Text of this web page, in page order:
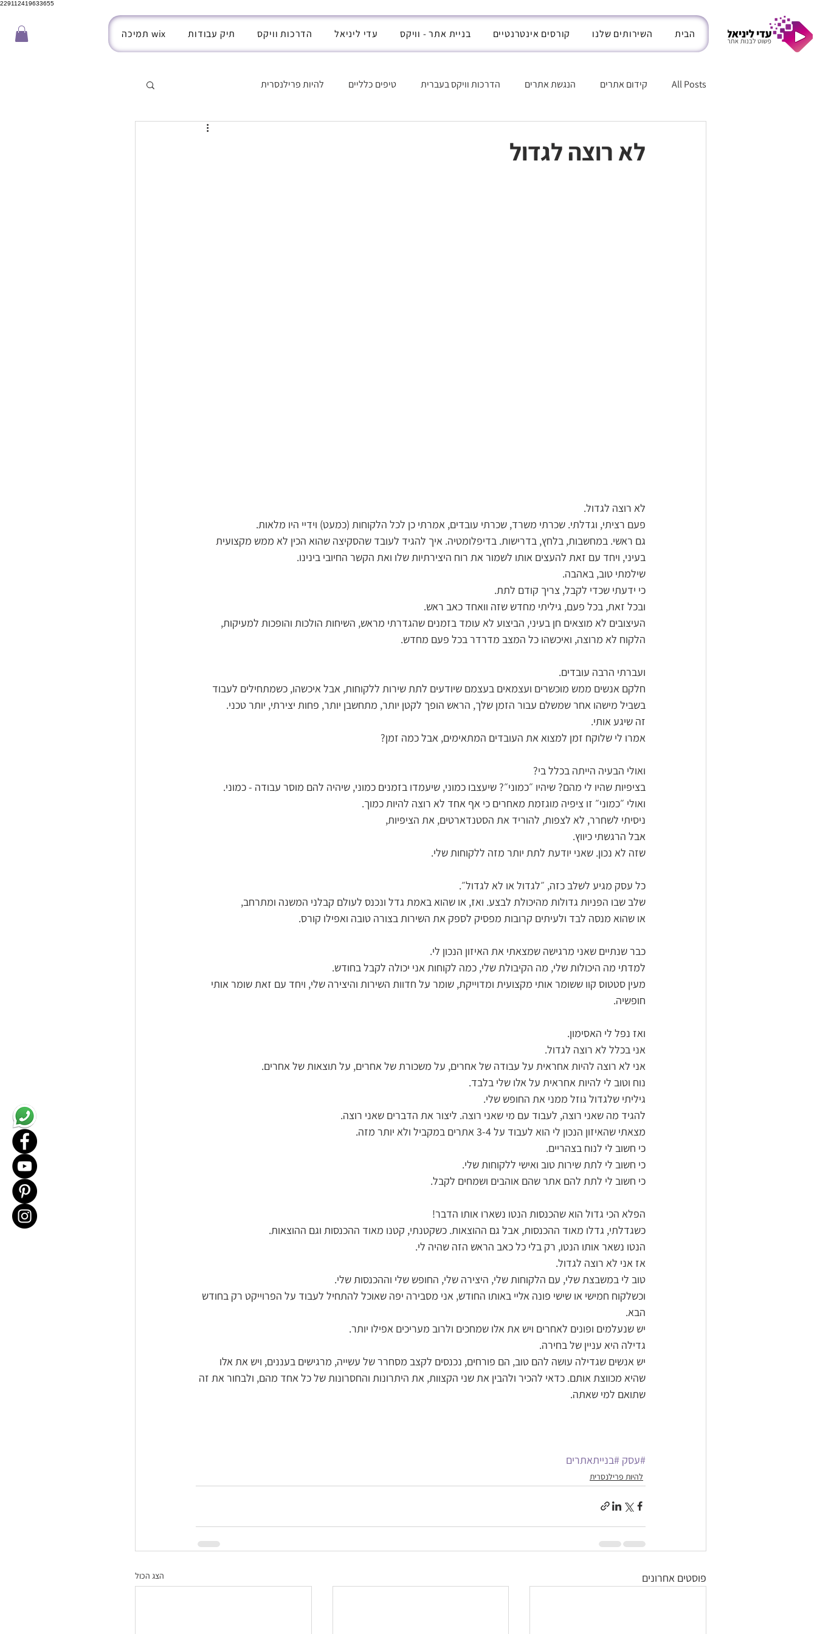
229112419633655
הבית השירותים שלנו קורסים אינטרנטיים בניית אתר - וויקס עדי ליניאל הדרכות וויקס תיק עבודות תמיכה wix
All Posts קידום אתרים הנגשת אתרים הדרכות וויקס בעברית טיפים כלליים להיות פרילנסרית
לא רוצה לגדול
לא רוצה לגדול.
פעם רציתי, וגדלתי. שכרתי משרד, שכרתי עובדים, אמרתי כן לכל הלקוחות (כמעט) וידיי היו מלאות.
גם ראשי. במחשבות, בלחץ, בדרישות. בדיפלומטיה. איך להגיד לעובד שהסקיצה שהוא הכין לא ממש מקצועית
בעיני, ויחד עם זאת להעצים אותו לשמור את רוח היצירתיות שלו ואת הקשר החיובי בינינו.
שילמתי טוב, באהבה.
כי ידעתי שכדי לקבל, צריך קודם לתת.
ובכל זאת, בכל פעם, גיליתי מחדש שזה וואחד כאב ראש.
העיצובים לא מוצאים חן בעיני, הביצוע לא עומד בזמנים שהגדרתי מראש, השיחות הולכות והופכות למעיקות,
הלקוח לא מרוצה, ואיכשהו כל המצב מדרדר בכל פעם מחדש.
ועברתי הרבה עובדים.
חלקם אנשים ממש מוכשרים ועצמאים בעצמם שיודעים לתת שירות ללקוחות, אבל איכשהו, כשמתחילים לעבוד
בשביל מישהו אחר שמשלם עבור הזמן שלך, הראש הופך לקטן יותר, מתחשבן יותר, פחות יצירתי, יותר טכני.
זה שיגע אותי.
אמרו לי שלוקח זמן למצוא את העובדים המתאימים, אבל כמה זמן?
ואולי הבעיה הייתה בכלל בי?
בציפיות שהיו לי מהם? שיהיו ״כמוני״? שיעצבו כמוני, שיעמדו בזמנים כמוני, שיהיה להם מוסר עבודה - כמוני.
ואולי ״כמוני״ זו ציפיה מוגזמת מאחרים כי אף אחד לא רוצה להיות כמוך.
ניסיתי לשחרר, לא לצפות, להוריד את הסטנדארטים, את הציפיות,
אבל הרגשתי כיווץ.
שזה לא נכון. שאני יודעת לתת יותר מזה ללקוחות שלי.
כל עסק מגיע לשלב כזה, ״לגדול או לא לגדול״.
שלב שבו הפניות גדולות מהיכולת לבצע. ואז, או שהוא באמת גדל ונכנס לעולם קבלני המשנה ומתרחב,
או שהוא מנסה לבד ולעיתים קרובות מפסיק לספק את השירות בצורה טובה ואפילו קורס.
כבר שנתיים שאני מרגישה שמצאתי את האיזון הנכון לי.
למדתי מה היכולות שלי, מה הקיבולת שלי, כמה לקוחות אני יכולה לקבל בחודש.
מעין סטטוס קוו ששומר אותי מקצועית ומדוייקת, שומר על חדוות השירות והיצירה שלי, ויחד עם זאת שומר אותי
חופשיה.
ואז נפל לי האסימון.
אני בכלל לא רוצה לגדול.
אני לא רוצה להיות אחראית על עבודה של אחרים, על משכורת של אחרים, על תוצאות של אחרים.
נוח וטוב לי להיות אחראית על אלו שלי בלבד.
גיליתי שלגדול גוזל ממני את החופש שלי.
להגיד מה שאני רוצה, לעבוד עם מי שאני רוצה. ליצור את הדברים שאני רוצה.
מצאתי שהאיזון הנכון לי הוא לעבוד על 3-4 אתרים במקביל ולא יותר מזה.
כי חשוב לי לנוח בצהריים.
כי חשוב לי לתת שירות טוב ואישי ללקוחות שלי.
כי חשוב לי לתת להם אתר שהם אוהבים ושמחים לקבל.
הפלא הכי גדול הוא שהכנסות הנטו נשארו אותו הדבר!
כשגדלתי, גדלו מאוד ההכנסות, אבל גם ההוצאות. כשקטנתי, קטנו מאוד ההכנסות וגם ההוצאות.
הנטו נשאר אותו הנטו, רק בלי כל כאב הראש הזה שהיה לי.
אז אני לא רוצה לגדול.
טוב לי במשבצת שלי, עם הלקוחות שלי, היצירה שלי, החופש שלי וההכנסות שלי.
וכשלקוח חמישי או שישי פונה אליי באותו החודש, אני מסבירה יפה שאוכל להתחיל לעבוד על הפרוייקט רק בחודש
הבא.
יש שנעלמים ופונים לאחרים ויש את אלו שמחכים ולרוב מעריכים אפילו יותר.
גדילה היא עניין של בחירה.
יש אנשים שגדילה עושה להם טוב, הם פורחים, נכנסים לקצב מסחרר של עשייה, מרגישים בעננים, ויש את אלו
שהיא מכווצת אותם. כדאי להכיר ולהבין את שני הקצוות, את היתרונות והחסרונות של כל אחד מהם, ולבחור את זה
שתואם למי שאתה.
#עסק #בנייתאתרים
להיות פרילנסרית
פוסטים אחרונים הצג הכול